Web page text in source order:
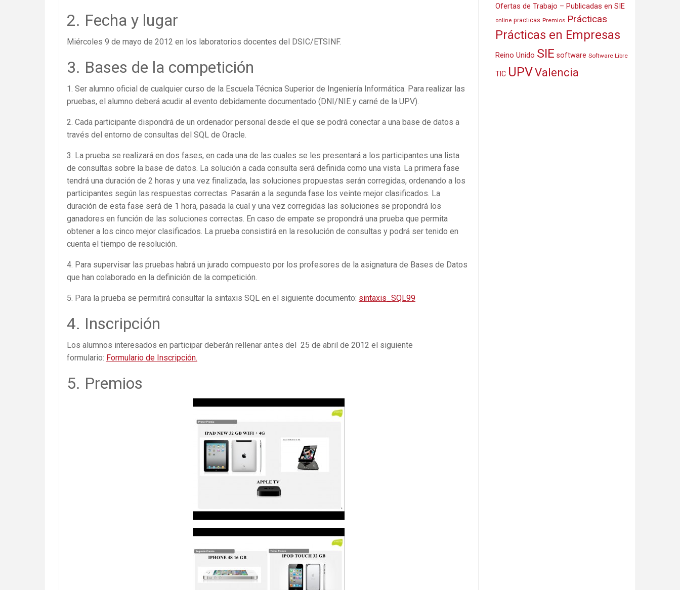
2. Fecha y lugar
Miércoles 9 de mayo de 2012 en los laboratorios docentes del DSIC/ETSINF.
3. Bases de la competición
1. Ser alumno oficial de cualquier curso de la Escuela Técnica Superior de Ingeniería Informática. Para realizar las
pruebas, el alumno deberá acudir al evento debidamente documentado (DNI/NIE y carné de la UPV).
2. Cada participante dispondrá de un ordenador personal desde el que se podrá conectar a una base de datos a
través del entorno de consultas del SQL de Oracle.
3. La prueba se realizará en dos fases, en cada una de las cuales se les presentará a los participantes una lista
de consultas sobre la base de datos. La solución a cada consulta será definida como una vista. La primera fase
tendrá una duración de 2 horas y una vez finalizada, las soluciones propuestas serán corregidas, ordenando a los
participantes según las respuestas correctas. Pasarán a la segunda fase los veinte mejor clasificados. La
duración de esta fase será de 1 hora, pasada la cual y una vez corregidas las soluciones se propondrá los
ganadores en función de las soluciones correctas. En caso de empate se propondrá una prueba que permita
obtener a los cinco mejor clasificados. La prueba consistirá en la resolución de consultas y podrá ser tenido en
cuenta el tiempo de resolución.
4. Para supervisar las pruebas habrá un jurado compuesto por los profesores de la asignatura de Bases de Datos
que han colaborado en la definición de la competición.
5. Para la prueba se permitirá consultar la sintaxis SQL en el siguiente documento: sintaxis_SQL99
4. Inscripción
Los alumnos interesados en participar deberán rellenar antes del 25 de abril de 2012 el siguiente
formulario: Formulario de Inscripción.
5. Premios
Ofertas de Trabajo – Publicadas en SIE
online practicas Premios Prácticas
Prácticas en Empresas
Reino Unido SIE software Software Libre
TIC UPVValencia